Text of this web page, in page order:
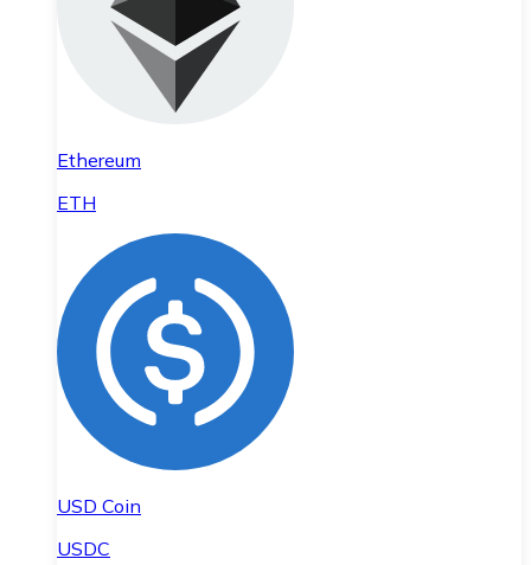
Ethereum
ETH
USD Coin
USDC